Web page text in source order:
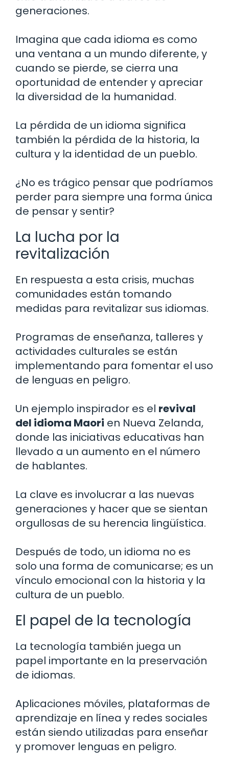
generaciones.
Imagina que cada idioma es como
una ventana a un mundo diferente, y
cuando se pierde, se cierra una
oportunidad de entender y apreciar
la diversidad de la humanidad.
La pérdida de un idioma significa
también la pérdida de la historia, la
cultura y la identidad de un pueblo.
¿No es trágico pensar que podríamos
perder para siempre una forma única
de pensar y sentir?
La lucha por la
revitalización
En respuesta a esta crisis, muchas
comunidades están tomando
medidas para revitalizar sus idiomas.
Programas de enseñanza, talleres y
actividades culturales se están
implementando para fomentar el uso
de lenguas en peligro.
Un ejemplo inspirador es el revival
del idioma Maori en Nueva Zelanda,
donde las iniciativas educativas han
llevado a un aumento en el número
de hablantes.
La clave es involucrar a las nuevas
generaciones y hacer que se sientan
orgullosas de su herencia lingüística.
Después de todo, un idioma no es
solo una forma de comunicarse; es un
vínculo emocional con la historia y la
cultura de un pueblo.
El papel de la tecnología
La tecnología también juega un
papel importante en la preservación
de idiomas.
Aplicaciones móviles, plataformas de
aprendizaje en línea y redes sociales
están siendo utilizadas para enseñar
y promover lenguas en peligro.